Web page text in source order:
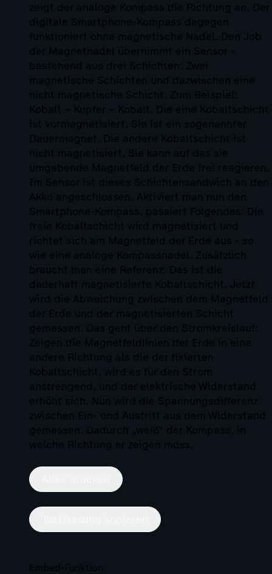
zeigt der analoge Kompass die Richtung an. Der
digitale Smartphone-Kompass dagegen
funktioniert ohne magnetische Nadel. Den Job
der Magnetnadel übernimmt ein Sensor -
bestehend aus drei Schichten: Zwei
magnetische Schichten und dazwischen eine
nicht magnetische Schicht. Zum Beispiel:
Kobalt – Kupfer – Kobalt. Die eine Kobaltschicht
ist vormagnetisiert. Sie ist ein sogenannter
Dauermagnet. Die andere Kobaltschicht ist
nicht magnetisiert. Sie kann auf das sie
umgebende Magnetfeld der Erde frei reagieren.
Im Sensor ist dieses Schichtensandwich an den
Akku angeschlossen. Aktiviert man nun den
Smartphone-Kompass, passiert Folgendes: Die
freie Kobaltschicht wird magnetisiert und
richtet sich am Magnetfeld der Erde aus - so
wie eine analoge Kompassnadel. Zusätzlich
braucht man eine Referenz: Das ist die
dauerhaft magnetisierte Kobaltschicht. Jetzt
wird die Abweichung zwischen dem Magnetfeld
der Erde und der magnetisierten Schicht
gemessen. Das geht über den Stromkreislauf:
Zeigen die Magnetfeldlinien der Erde in eine
andere Richtung als die der fixierten
Kobaltschicht, wird es für den Strom
anstrengend, und der elektrische Widerstand
erhöht sich. Nun wird die Spannungsdifferenz
zwischen Ein- und Austritt aus dem Widerstand
gemessen. Dadurch „weiß“ der Kompass, in
welche Richtung er zeigen muss.
Embed-Funktion